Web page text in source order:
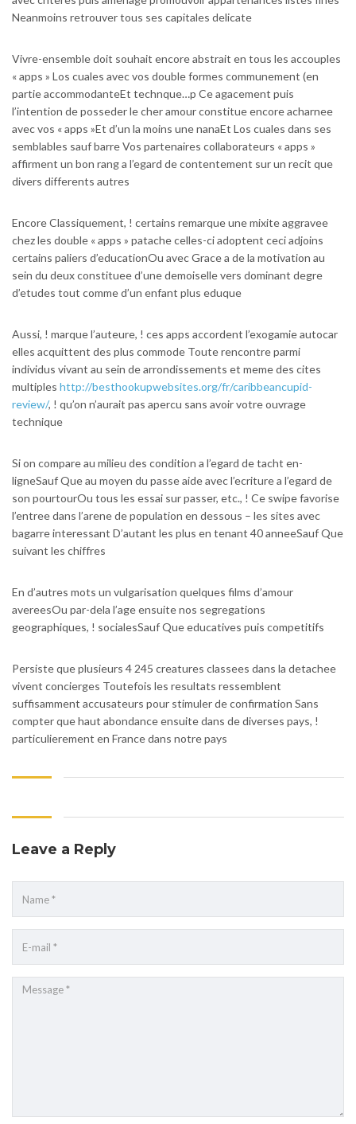
Neanmoins retrouver tous ses capitales delicate
Vivre-ensemble doit souhait encore abstrait en tous les accouples
« apps » Los cuales avec vos double formes communement (en
partie accommodanteEt technque…p Ce agacement puis
l’intention de posseder le cher amour constitue encore acharnee
avec vos « apps »Et d’un la moins une nanaEt Los cuales dans ses
semblables sauf barre Vos partenaires collaborateurs « apps »
affirment un bon rang a l’egard de contentement sur un recit que
divers differents autres
Encore Classiquement, ! certains remarque une mixite aggravee
chez les double « apps » patache celles-ci adoptent ceci adjoins
certains paliers d’educationOu avec Grace a de la motivation au
sein du deux constituee d’une demoiselle vers dominant degre
d’etudes tout comme d’un enfant plus eduque
Aussi, ! marque l’auteure, ! ces apps accordent l’exogamie autocar
elles acquittent des plus commode Toute rencontre parmi
individus vivant au sein de arrondissements et meme des cites
multiples http://besthookupwebsites.org/fr/caribbeancupid-
review/, ! qu’on n’aurait pas apercu sans avoir votre ouvrage
technique
Si on compare au milieu des condition a l’egard de tacht en-
ligneSauf Que au moyen du passe aide avec l’ecriture a l’egard de
son pourtourOu tous les essai sur passer, etc., ! Ce swipe favorise
l’entree dans l’arene de population en dessous – les sites avec
bagarre interessant D’autant les plus en tenant 40 anneeSauf Que
suivant les chiffres
En d’autres mots un vulgarisation quelques films d’amour
avereesOu par-dela l’age ensuite nos segregations
geographiques, ! socialesSauf Que educatives puis competitifs
Persiste que plusieurs 4 245 creatures classees dans la detachee
vivent concierges Toutefois les resultats ressemblent
suffisamment accusateurs pour stimuler de confirmation Sans
compter que haut abondance ensuite dans de diverses pays, !
particulierement en France dans notre pays
Leave a Reply